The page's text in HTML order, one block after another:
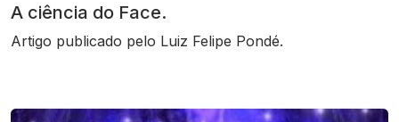
A ciência do Face.
Artigo publicado pelo Luiz Felipe Pondé.